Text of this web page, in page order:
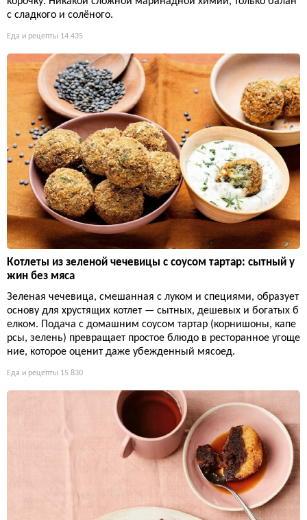
с сладкого и солёного.
Еда и рецепты 14 435
Котлеты из зеленой чечевицы с соусом тартар: сытный у
жин без мяса
Зеленая чечевица, смешанная с луком и специями, образует
основу для хрустящих котлет — сытных, дешевых и богатых б
елком. Подача с домашним соусом тартар (корнишоны, капе
рсы, зелень) превращает простое блюдо в ресторанное угоще
ние, которое оценит даже убежденный мясоед.
Еда и рецепты 15 830